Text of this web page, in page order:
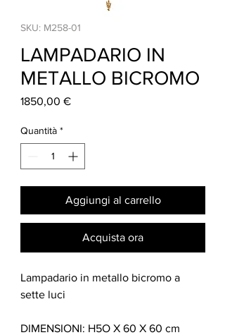
SKU: M258-01
LAMPADARIO IN
METALLO BICROMO
1850,00 €Prezzo
Quantità *
Aggiungi al carrello
Acquista ora
Lampadario in metallo bicromo a
sette luci
DIMENSIONI: H5O X 60 X 60 cm